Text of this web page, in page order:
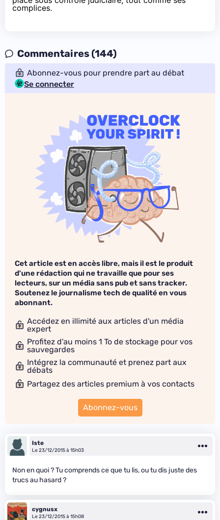
complices.
Commentaires (144)
Abonnez-vous pour prendre part au débat
Se connecter
Cet article est en accès libre, mais il est le produit
d'une rédaction qui ne travaille que pour ses
lecteurs, sur un média sans pub et sans tracker.
Soutenez le journalisme tech de qualité en vous
abonnant.
Accédez en illimité aux articles d'un média
expert
Profitez d'au moins 1 To de stockage pour vos
sauvegardes
Intégrez la communauté et prenez part aux
débats
Partagez des articles premium à vos contacts
Abonnez-vous
Iste
Le 23/12/2015 à 15h03
Non en quoi ? Tu comprends ce que tu lis, ou tu dis juste des
trucs au hasard ?
cygnusx
Le 23/12/2015 à 15h08